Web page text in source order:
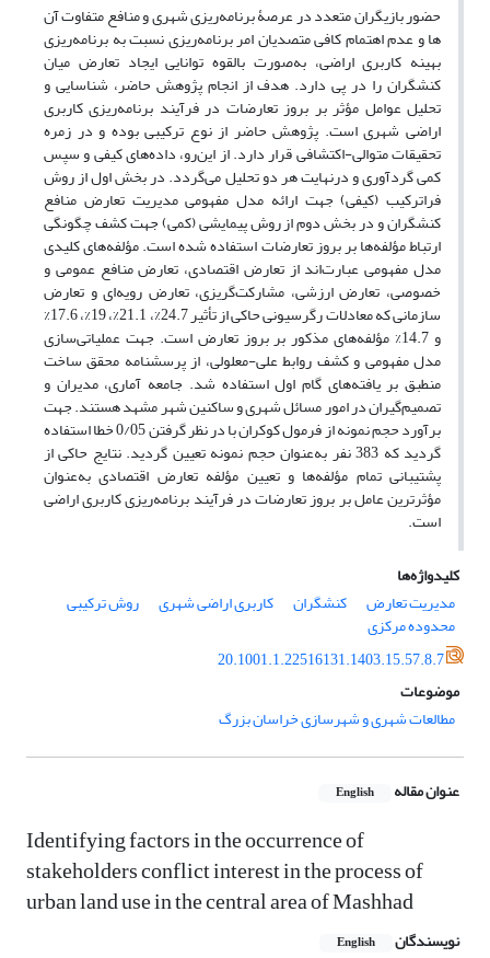
حضور بازیگران متعدد در عرصۀ برنامه‌ریزی شهری و منافع متفاوت آن­‌
ها و عدم اهتمام کافی متصدیان امر برنامه‌ریزی نسبت به برنامه‌ریزی
بهینه کاربری اراضی، به‌صورت بالقوه توانایی ایجاد تعارض میان
کنشگران را در پی دارد. هدف از انجام پژوهش حاضر، شناسایی و
تحلیل عوامل مؤثر بر بروز تعارضات در فرآیند برنامه‌ریزی کاربری
اراضی شهری است. پژوهش حاضر از نوع ترکیبی بوده و در زمره
تحقیقات متوالی-اکتشافی قرار دارد. از این‌رو، داده‌های کیفی و سپس
کمی گردآوری و درنهایت هر دو تحلیل می­‌گردد. در بخش اول از روش
فراترکیب (کیفی) جهت ارائه مدل مفهومی مدیریت تعارض منافع
کنشگران و در بخش دوم از روش پیمایشی (کمی) جهت کشف چگونگی
ارتباط مؤلفه‌ها بر بروز تعارضات استفاده شده است. مؤلفه‌های کلیدی
مدل مفهومی عبارت‌اند از تعارض اقتصادی، تعارض منافع عمومی و
خصوصی، تعارض ارزشی، مشارکت‌گریزی، تعارض رویه‌ای و تعارض
سازمانی که معادلات رگرسیونی حاکی از تأثیر 24.7%، 21.1%، 19%، 17.6%
و 14.7% مؤلفه‌های مذکور بر بروز تعارض است. جهت عملیاتی‌سازی
مدل مفهومی و کشف روابط علی-معلولی، از پرسشنامه محقق ساخت
منطبق بر یافته‌­های گام اول استفاده شد. جامعه آماری، مدیران و
تصمیم‌گیران در امور مسائل شهری و ساکنین شهر مشهد هستند. جهت
برآورد حجم نمونه از فرمول کوکران با در نظر گرفتن 0/05 خطا استفاده
گردید که 383 نفر به‌عنوان حجم نمونه تعیین گردید. نتایج حاکی از
پشتیبانی تمام مؤلفه‌ها و تعیین مؤلفه تعارض اقتصادی به‌عنوان
مؤثرترین عامل بر بروز تعارضات در فرآیند برنامه‌ریزی کاربری اراضی
است.
کلیدواژه‌ها
مدیریت تعارض
کنشگران کاربری اراضی شهری روش ترکیبی
محدوده مرکزی
20.1001.1.22516131.1403.15.57.8.7
موضوعات
مطالعات شهری و شهرسازی خراسان بزرگ
عنوان مقاله English
Identifying factors in the occurrence of
stakeholders conflict interest in the process of
urban land use in the central area of Mashhad
نویسندگان English